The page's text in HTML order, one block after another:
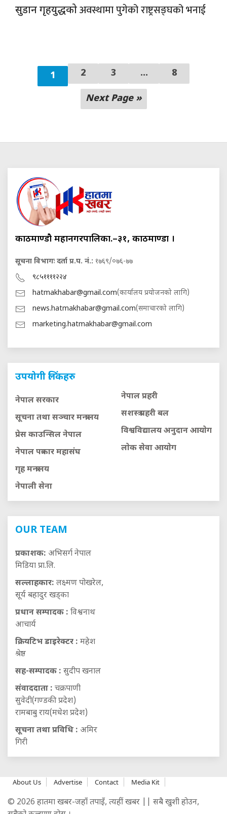
सुडान गृहयुद्धकोअवस्थामा पुगेको राष्ट्रसङ्घको भनाई
1 2 3 ... 8
Next Page »
काठमाण्डौ महानगरपालिका.–३१, काठमाण्डौं ।
सूचना विभागः दर्ता प्र.प. नं.: १७६९/०७६-७७
९८५११११२२४
hatmakhabar@gmail.com(कार्यालय प्रयोजनको लागि)
news.hatmakhabar@gmail.com(समाचारको लागि)
marketing.hatmakhabar@gmail.com
उपयोगी लिंकहरु
नेपाल सरकार
सूचना तथा सञ्चार मन्त्रालय
प्रेस काउन्सिल नेपाल
नेपाल पत्रकार महासंघ
गृह मन्त्रालय
नेपाली सेना
नेपाल प्रहरी
सशस्त्र प्रहरी बल
विश्वविद्यालय अनुदान आयाेग
लाेक सेवा आयाेग
OUR TEAM
प्रकाशक: अभिसर्ग नेपाल
मिडिया प्रा.लि.
सल्लाहकार: लक्ष्मण पोखरेल,
सूर्य बहादुर खड्का
प्रधान सम्पादक : विश्वनाथ
आचार्य
क्रियटिभ डाइरेक्टर : महेश
श्रेष्ठ
सह-सम्पादक : सुदीप खनाल
संवाददाता : चक्रपाणी
सुवेदी(गण्डकी प्रदेश)
रामबाबु राय(मधेश प्रदेश)
सूचना तथा प्रविधि : अमिर
गिरी
About Us Advertise Contact Media Kit
© 2026 हातमा खबर-जहाँ तपाइँ, त्यहीं खबर || सबै खुशी होउन,